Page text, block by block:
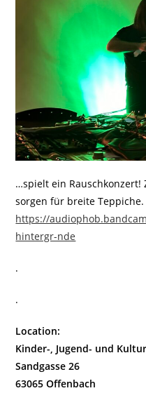
…spielt ein Rauschkonzert!
sorgen für breite
https://
hintergr-nde
.
.
Location:
Kinder-, Jugend- und
Sandgasse 26
63065 Offenbach